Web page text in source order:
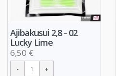
Ajibakusui 2,8 - 02
Lucky Lime
6,50 €